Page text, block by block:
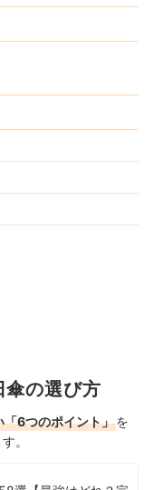
傘の選び方
「6つのポイント」を
。